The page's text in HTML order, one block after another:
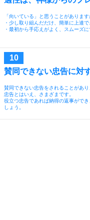
「向いている」と思うことがあります
・少し取り組んだだけ、簡単に上達で
・最初から手応えがよく、スムーズ
賛同できない忠告に対
賛同できない忠告をされることがあり
忠告とはいえ、さまざまです。
役立つ忠告であれば納得の返事がで
しょう。